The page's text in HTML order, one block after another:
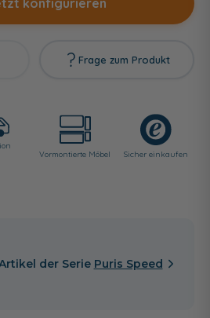
Frage zum Produkt
Vormontierte Möbel
Sicher einkaufen
der Serie Puris Speed